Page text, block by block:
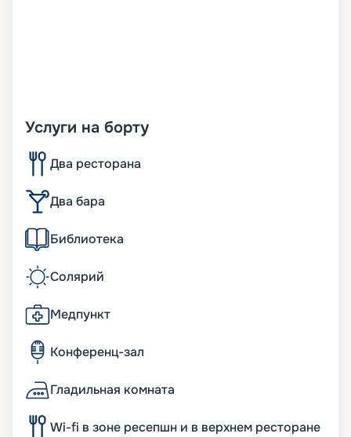
Услуги на борту
Два ресторана
Два бара
Библиотека
Солярий
Медпункт
Конференц-зал
Гладильная комната
Wi-fi в зоне ресепшн и в верхнем ресторане